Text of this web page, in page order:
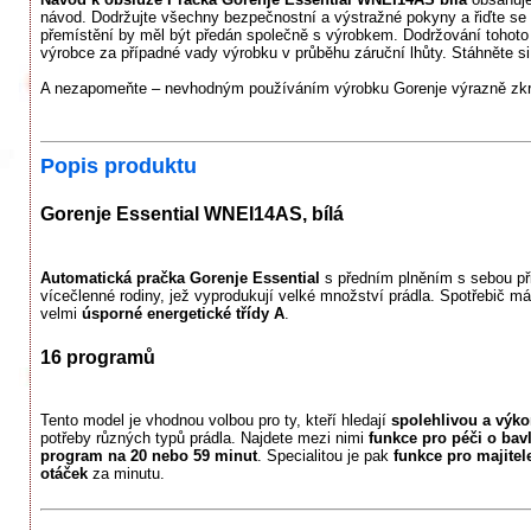
návod. Dodržujte všechny bezpečnostní a výstražné pokyny a řiďte
přemístění by měl být předán společně s výrobkem. Dodržování
výrobce za případné vady výrobku v průběhu záruční lhůty. Stáhněte
A nezapomeňte – nevhodným používáním výrobku Gorenje výrazně
Popis produktu
Gorenje Essential WNEI14AS, bílá
Automatická pračka Gorenje Essential s předním plněním s sebou
vícečlenné rodiny, jež vyprodukují velké množství prádla. Spotřebič
velmi úsporné energetické třídy A
16 programů
Tento model je vhodnou volbou pro ty, kteří hledají spolehlivou a
potřeby různých typů prádla. Najdete mezi nimi funkce pro péči o
program na 20 nebo 59 minut. Specialitou je pak funkce pro
otáček za minutu.